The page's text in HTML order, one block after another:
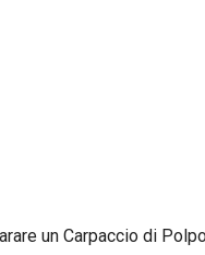
un Carpaccio di